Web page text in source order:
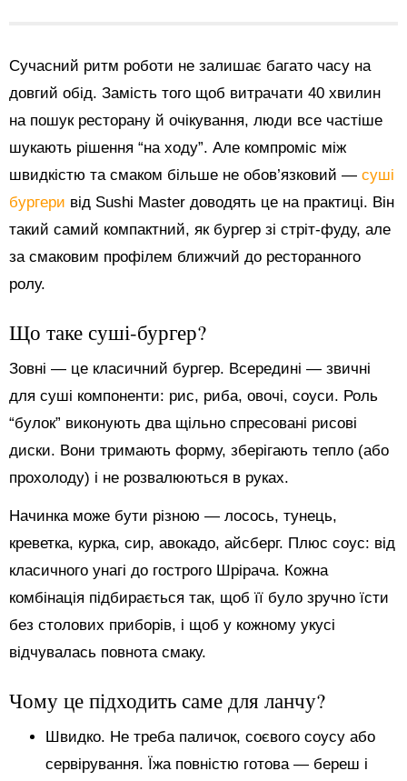
Сучасний ритм роботи не залишає багато часу на
довгий обід. Замість того щоб витрачати 40 хвилин
на пошук ресторану й очікування, люди все частіше
шукають рішення “на ходу”. Але компроміс між
швидкістю та смаком більше не обов’язковий — суші
бургери від Sushi Master доводять це на практиці. Він
такий самий компактний, як бургер зі стріт-фуду, але
за смаковим профілем ближчий до ресторанного
ролу.
Що таке суші-бургер?
Зовні — це класичний бургер. Всередині — звичні
для суші компоненти: рис, риба, овочі, соуси. Роль
“булок” виконують два щільно спресовані рисові
диски. Вони тримають форму, зберігають тепло (або
прохолоду) і не розвалюються в руках.
Начинка може бути різною — лосось, тунець,
креветка, курка, сир, авокадо, айсберг. Плюс соус: від
класичного унагі до гострого Шрірача. Кожна
комбінація підбирається так, щоб її було зручно їсти
без столових приборів, і щоб у кожному укусі
відчувалась повнота смаку.
Чому це підходить саме для ланчу?
Швидко. Не треба паличок, соєвого соусу або
сервірування. Їжа повністю готова — береш і